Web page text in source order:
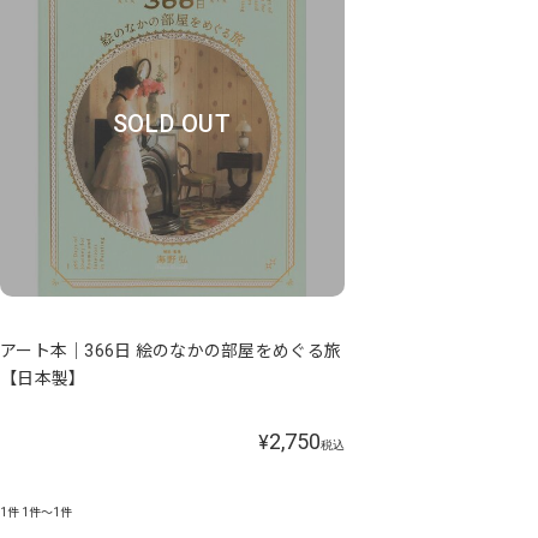
SOLD OUT
アート本｜366日 絵のなかの部屋をめぐる旅
【日本製】
¥2,750税込
1件 1件～1件